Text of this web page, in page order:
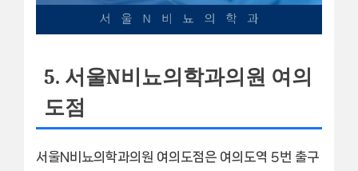
5. 서울N비뇨의학과의원 여의
도점
서울N비뇨의학과의원 여의도점은 여의도역 5번 출구